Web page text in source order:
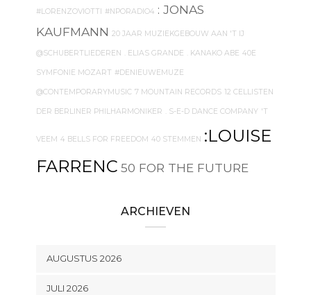
#LORENZOVIOTTI #NPORADIO4 : JONAS
KAUFMANN 20 JAAR MUZIEKGEBOUW AAN 'T IJ
@SCHUBERTLIEDEREN . ELIAS GRANDE . KANAKO ABE 40E
SYMFONIE MOZART #DENIEUWEMUZE
@CONTEMPORARYMUSIC 7 MOUNTAIN RECORDS 12 CELLISTEN
DER BERLINER PHILHARMONIKER . S-E-D DANCE COMPANY 'T
VEEM 4 BELLS FOR FREEDOM 40 STEMMEN :LOUISE
FARRENC 50 FOR THE FUTURE
ARCHIEVEN
AUGUSTUS 2026
JULI 2026